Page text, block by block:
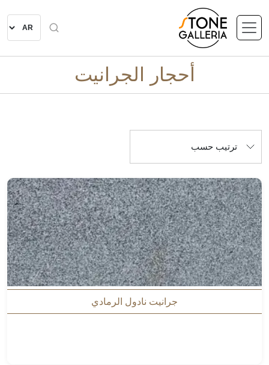
أحجار الجرانيت
ترتيب حسب
جرانيت نادول الرمادي